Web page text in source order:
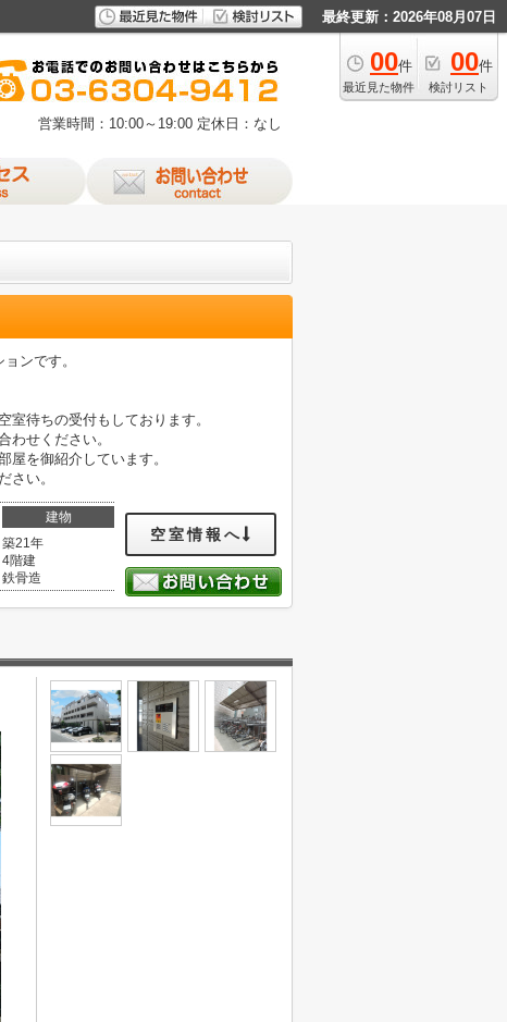
最終更新：2026年08月07日
00件
最近見た物件
00件
検討リスト
営業時間：10:00～19:00 定休日：なし
ンです。
待ちの受付もしております。
わせください。
を御紹介しています。
さい。
建物
築21年
4階建
鉄骨造
空室情報へ